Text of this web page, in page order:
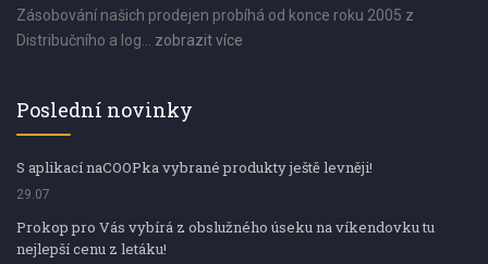
Zásobování našich prodejen probíhá od konce roku 2005 z
Distribučního a log... zobrazit více
Poslední novinky
S aplikací naCOOPka vybrané produkty ještě levněji!
29.07
Prokop pro Vás vybírá z obslužného úseku na víkendovku tu
nejlepší cenu z letáku!